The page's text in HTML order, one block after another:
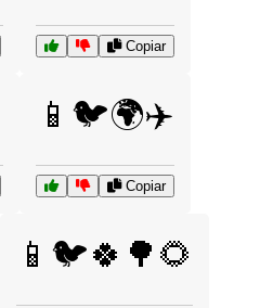
Copiar
📱🐦🌍✈️
Copiar
📱🐦🍀🌳🌻